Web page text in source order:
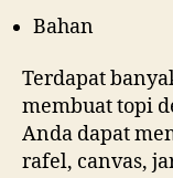
Bahan
Terdapat
membuat topi
Anda dapat
rafel, canvas,